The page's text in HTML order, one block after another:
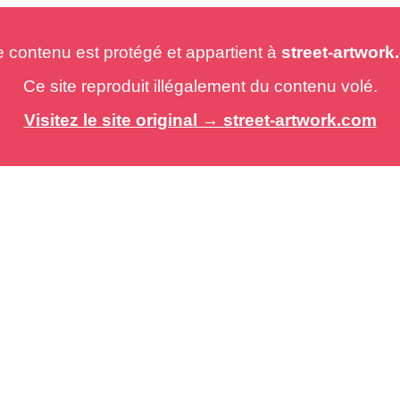
est protégé et appartient à street-
Ce site reproduit illégalement du contenu volé.
Visitez le site original → street-artwork.com